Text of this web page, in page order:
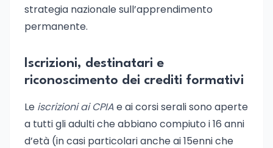
strategia nazionale sull’apprendimento
permanente.
Iscrizioni, destinatari e
riconoscimento dei crediti formativi
Le iscrizioni ai CPIAe ai corsi serali sono aperte
a tutti gli adulti che abbiano compiuto i 16 anni
d’età (in casi particolari anche ai 15enni che